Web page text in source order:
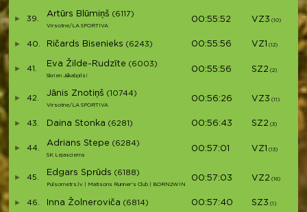
39.
Artūrs Blūmiņš (6117)
Virsotne/LA SPORTIVA
00:55:52 VZ3 (10)
40. Ričards Bisenieks (6243) 00:55:56 VZ1 (12)
41.
Eva Žilde-Rudzīte (6003)
Skrien Jēkabpils!
00:55:56 SZ2 (2)
42.
Jānis Znotiņš (10744)
Virsotne/LA SPORTIVA
00:56:26 VZ3 (11)
43. Daina Stonka (6281) 00:56:43 SZ2 (3)
44.
Adrians Stepe (6284)
SK Lejasciems
00:57:01 VZ1 (13)
45.
Edgars Sprūds (6188)
Pulsometrs.lv | Matisons Runner's Club | BORN2WIN
00:57:03 VZ2 (16)
46. Inna Žolneroviča (6814) 00:57:40 SZ3 (1)